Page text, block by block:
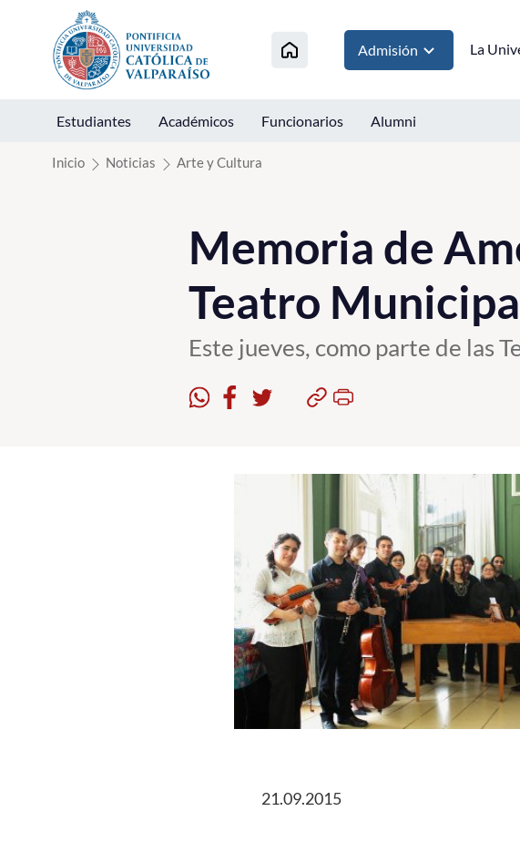
Click acá para ir directamente al contenido
Admisión La
Estudiantes Académicos Funcionarios Alumni
Inicio Noticias Arte y Cultura
Memoria de
Teatro
Este jueves, como parte de las
21.09.2015